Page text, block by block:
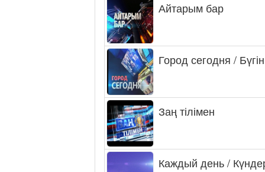
Айтарым бар
Город сегодня /
Заң тілімен
Каждый день /